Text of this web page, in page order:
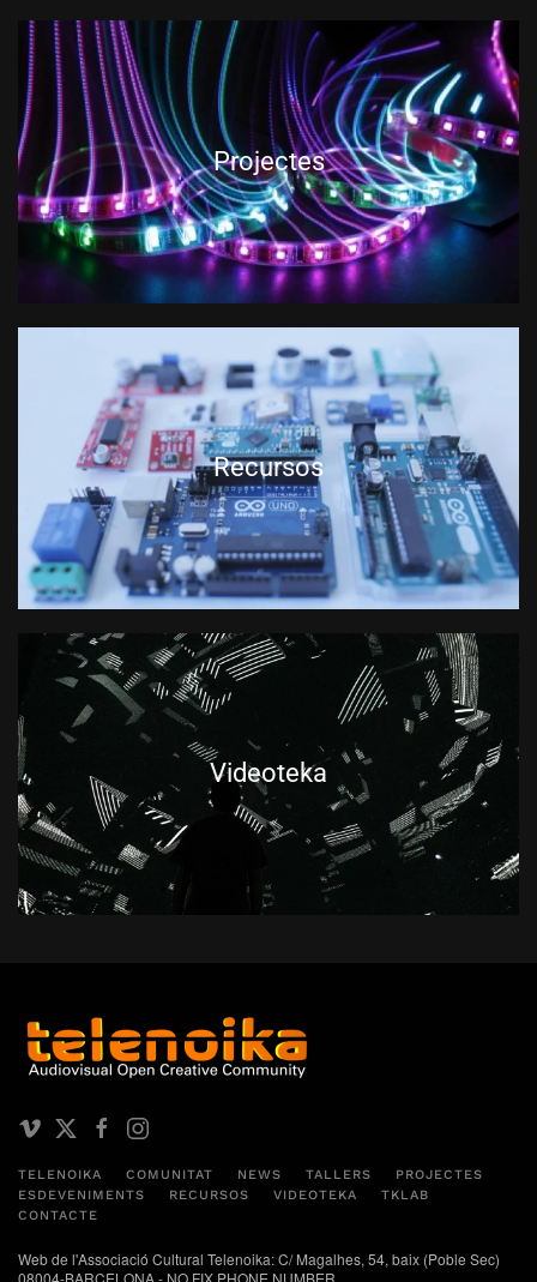
Projectes
Recursos
Videoteka
TELENOIKA COMUNITAT NEWS TALLERS
PROJECTES
ESDEVENIMENTS
RECURSOS VIDEOTEKA
TKLAB
CONTACTE
Web de l'Associació Cultural Telenoika: C/ Magalhes, 54, baix (Poble Sec)
08004-BARCELONA - NO FIX PHONE NUMBER